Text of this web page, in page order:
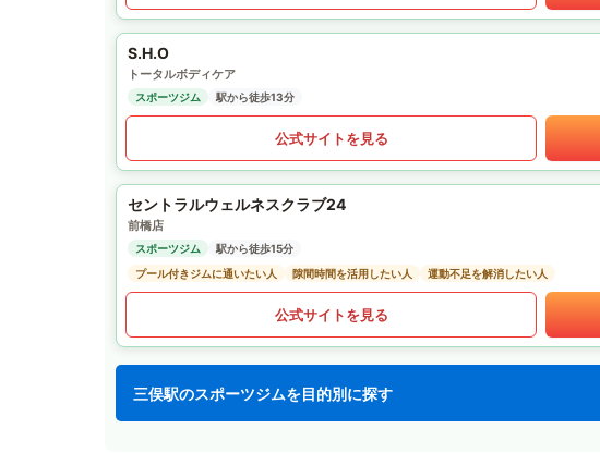
S.H.O
トータルボディケア
スポーツジム 駅から徒歩13分
公式サイトを見る
セントラルウェルネスクラブ24
前橋店
スポーツジム
駅から徒歩15分
プール付きジムに通いたい人
隙間時間を活用したい人 運動不足を解消したい人
公式サイトを見る
三俣駅のスポーツジムを目的別に探す